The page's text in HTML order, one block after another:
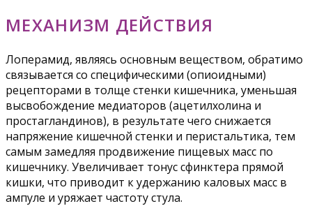
МЕХАНИЗМ ДЕЙСТВИЯ
Лоперамид, являясь основным веществом, обратимо
связывается со специфическими (опиоидными)
рецепторами в толще стенки кишечника, уменьшая
высвобождение медиаторов (ацетилхолина и
простагландинов), в результате чего снижается
напряжение кишечной стенки и перистальтика, тем
самым замедляя продвижение пищевых масс по
кишечнику. Увеличивает тонус сфинктера прямой
кишки, что приводит к удержанию каловых масс в
ампуле и уряжает частоту стула.